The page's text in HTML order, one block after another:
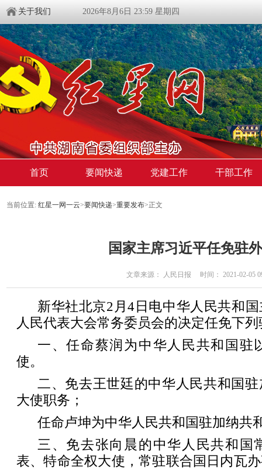
关于我们 2026年8月6日 23:59 星期四
首页 要闻快递 党建工作 干部工作
当前位置: 红星一网一云>要闻快递>重要发布>正文
国家主席习近平任免驻
文章来源： 人民日报 时间： 2021-02-05
新华社北京2月4日电中华人民共和
人民代表大会常务委员会的决定任免下
一、任命蔡润为中华人民共和国驻
使。
二、免去王世廷的中华人民共和国
大使职务；
任命卢坤为中华人民共和国驻加纳共
三、免去张向晨的中华人民共和国
表、特命全权大使，常驻联合国日内瓦